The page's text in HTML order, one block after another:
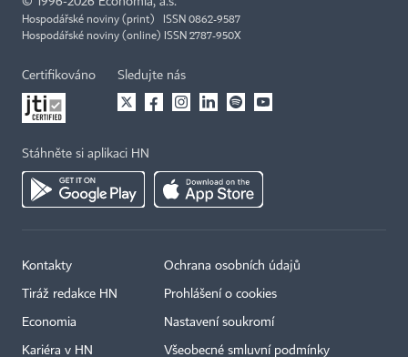
Hospodářské noviny (print) ISSN 0862-9587
Hospodářské noviny (online) ISSN 2787-950X
Certifikováno Sledujte nás
Stáhněte si aplikaci HN
Kontakty
Tiráž redakce HN
Economia
Kariéra v HN
Ochrana osobních údajů
Prohlášení o cookies
Nastavení soukromí
Všeobecné smluvní podmínky